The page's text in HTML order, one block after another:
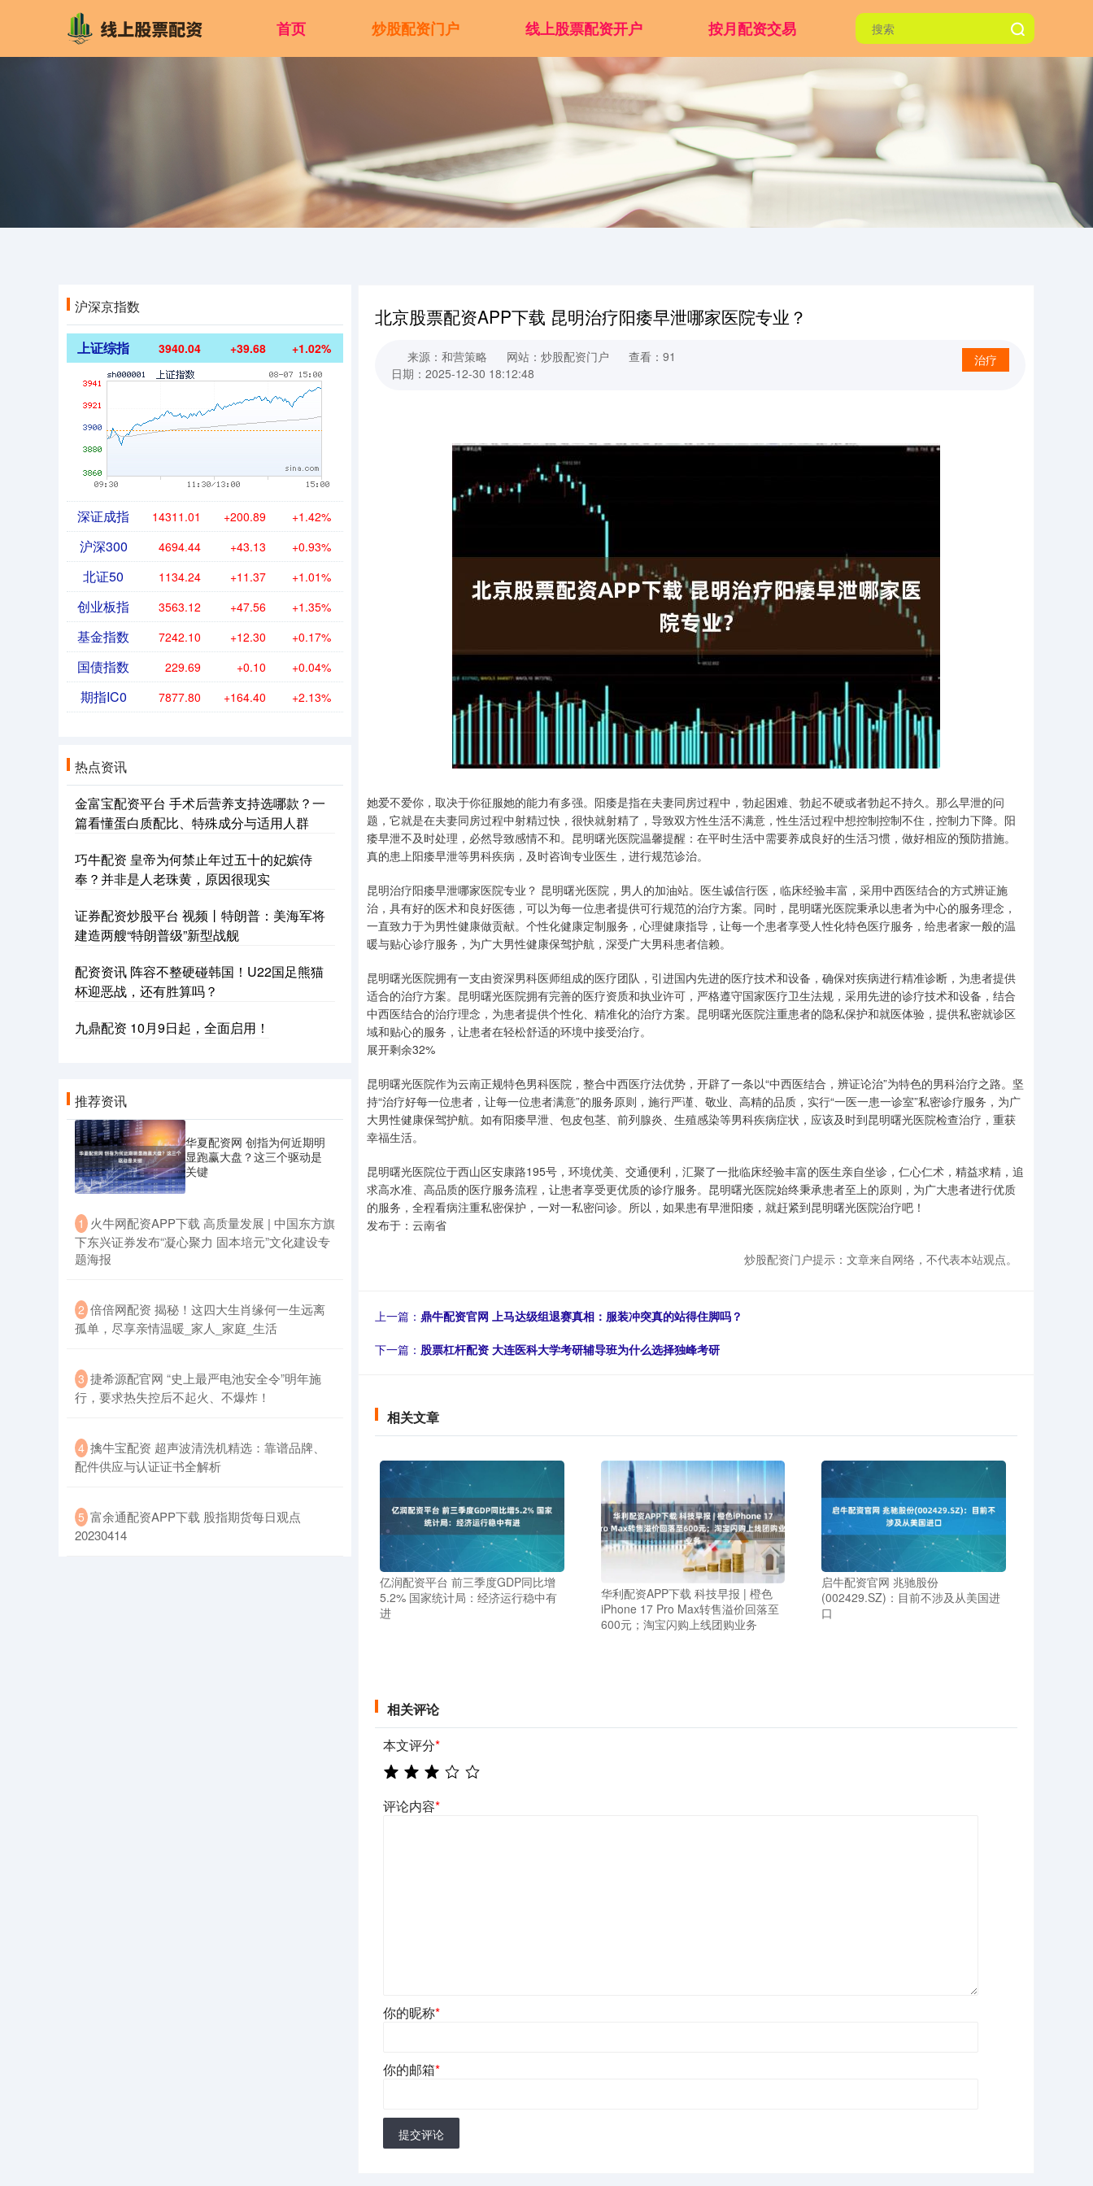
首页 炒股配资门户 线上股票配资开户 按月配资交易
北京股票配资APP下载 昆明治疗阳痿早泄哪家医院专业？
治疗
来源：和营策略 网站：炒股配资门户
查看：91
日期：2025-12-30 18:12:48
她爱不爱你，取决于你征服她的能力有多强。阳痿是指在夫妻同房过程中，勃起困难、勃起不硬或者勃起不持久。那么早泄的问
题，它就是在夫妻同房过程中射精过快，很快就射精了，导致双方性生活不满意，性生活过程中想控制控制不住，控制力下降。阳
痿早泄不及时处理，必然导致感情不和。昆明曙光医院温馨提醒：在平时生活中需要养成良好的生活习惯，做好相应的预防措施。
真的患上阳痿早泄等男科疾病，及时咨询专业医生，进行规范诊治。
昆明治疗阳痿早泄哪家医院专业？ 昆明曙光医院，男人的加油站。医生诚信行医，临床经验丰富，采用中西医结合的方式辨证施
治，具有好的医术和良好医德，可以为每一位患者提供可行规范的治疗方案。同时，昆明曙光医院秉承以患者为中心的服务理念，
一直致力于为男性健康做贡献。个性化健康定制服务，心理健康指导，让每一个患者享受人性化特色医疗服务，给患者家一般的温
暖与贴心诊疗服务，为广大男性健康保驾护航，深受广大男科患者信赖。
昆明曙光医院拥有一支由资深男科医师组成的医疗团队，引进国内先进的医疗技术和设备，确保对疾病进行精准诊断，为患者提供
适合的治疗方案。昆明曙光医院拥有完善的医疗资质和执业许可，严格遵守国家医疗卫生法规，采用先进的诊疗技术和设备，结合
中西医结合的治疗理念，为患者提供个性化、精准化的治疗方案。昆明曙光医院注重患者的隐私保护和就医体验，提供私密就诊区
域和贴心的服务，让患者在轻松舒适的环境中接受治疗。
展开剩余32%
昆明曙光医院作为云南正规特色男科医院，整合中西医疗法优势，开辟了一条以“中西医结合，辨证论治”为特色的男科治疗之路。坚
持“治疗好每一位患者，让每一位患者满意”的服务原则，施行严谨、敬业、高精的品质，实行“一医一患一诊室”私密诊疗服务，为广
大男性健康保驾护航。如有阳痿早泄、包皮包茎、前列腺炎、生殖感染等男科疾病症状，应该及时到昆明曙光医院检查治疗，重获
幸福生活。
昆明曙光医院位于西山区安康路195号，环境优美、交通便利，汇聚了一批临床经验丰富的医生亲自坐诊，仁心仁术，精益求精，追
求高水准、高品质的医疗服务流程，让患者享受更优质的诊疗服务。昆明曙光医院始终秉承患者至上的原则，为广大患者进行优质
的服务，全程看病注重私密保护，一对一私密问诊。所以，如果患有早泄阳痿，就赶紧到昆明曙光医院治疗吧！
发布于：云南省
炒股配资门户提示：文章来自网络，不代表本站观点。
上一篇： 鼎牛配资官网 上马达级组退赛真相：服装冲突真的站得住脚吗？
下一篇： 股票杠杆配资 大连医科大学考研辅导班为什么选择独峰考研
相关文章
亿润配资平台 前三季度GDP同比增
5.2% 国家统计局：经济运行稳中有
进
华利配资APP下载 科技早报 | 橙色
iPhone 17 Pro Max转售溢价回落至
600元；淘宝闪购上线团购业务
启牛配资官网 兆驰股份
(002429.SZ)：目前不涉及从美国进
口
相关评论
本文评分*
评论内容*
你的昵称*
你的邮箱*
提交评论
沪深京指数
上证综指 3940.04 +39.68 +1.02%
深证成指 14311.01 +200.89 +1.42%
沪深300 4694.44 +43.13 +0.93%
北证50 1134.24 +11.37 +1.01%
创业板指 3563.12 +47.56 +1.35%
基金指数 7242.10 +12.30 +0.17%
国债指数 229.69 +0.10 +0.04%
期指IC0 7877.80 +164.40 +2.13%
热点资讯
金富宝配资平台 手术后营养支持选哪款？一
篇看懂蛋白质配比、特殊成分与适用人群
巧牛配资 皇帝为何禁止年过五十的妃嫔侍
奉？并非是人老珠黄，原因很现实
证券配资炒股平台 视频丨特朗普：美海军将
建造两艘“特朗普级”新型战舰
配资资讯 阵容不整硬碰韩国！U22国足熊猫
杯迎恶战，还有胜算吗？
九鼎配资 10月9日起，全面启用！
推荐资讯
华夏配资网 创指为何近期明
显跑赢大盘？这三个驱动是
关键
1 ​火牛网配资APP下载 高质量发展 | 中国东方旗
下东兴证券发布“凝心聚力 固本培元”文化建设专
题海报
2 ​倍倍网配资 揭秘！这四大生肖缘何一生远离
孤单，尽享亲情温暖_家人_家庭_生活
3 ​捷希源配官网 “史上最严电池安全令”明年施
行，要求热失控后不起火、不爆炸！
4 ​擒牛宝配资 超声波清洗机精选：靠谱品牌、
配件供应与认证证书全解析
5 ​富余通配资APP下载 股指期货每日观点
20230414